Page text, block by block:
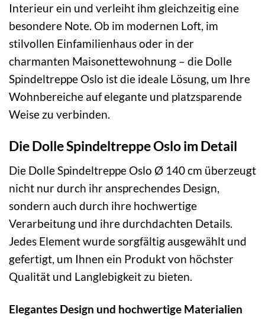
Interieur ein und verleiht ihm gleichzeitig eine
besondere Note. Ob im modernen Loft, im
stilvollen Einfamilienhaus oder in der
charmanten Maisonettewohnung – die Dolle
Spindeltreppe Oslo ist die ideale Lösung, um Ihre
Wohnbereiche auf elegante und platzsparende
Weise zu verbinden.
Die Dolle Spindeltreppe Oslo im Detail
Die Dolle Spindeltreppe Oslo Ø 140 cm überzeugt
nicht nur durch ihr ansprechendes Design,
sondern auch durch ihre hochwertige
Verarbeitung und ihre durchdachten Details.
Jedes Element wurde sorgfältig ausgewählt und
gefertigt, um Ihnen ein Produkt von höchster
Qualität und Langlebigkeit zu bieten.
Elegantes Design und hochwertige Materialien